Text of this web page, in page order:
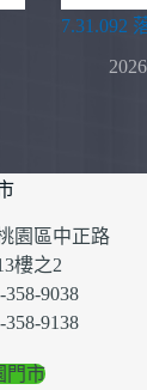
7.31.092
園區中正路
樓之2
358-9038
9138
門市